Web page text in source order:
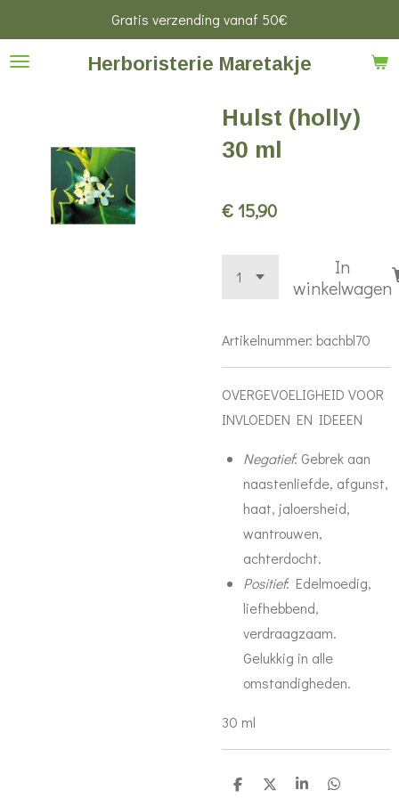
naar
Herboristerie Maretakje
Gratis verzending vanaf 50€
Hulst (holly)
30 ml
€ 15,90
In
winkelwagen
Artikelnummer: bachbl70
OVERGEVOELIGHEID VOOR
INVLOEDEN EN IDEEEN
Negatief: Gebrek aan
naastenliefde, afgunst,
haat, jaloersheid,
wantrouwen,
achterdocht.
Positief: Edelmoedig,
liefhebbend,
verdraagzaam.
Gelukkig in alle
omstandigheden.
30 ml
D
D
S
D